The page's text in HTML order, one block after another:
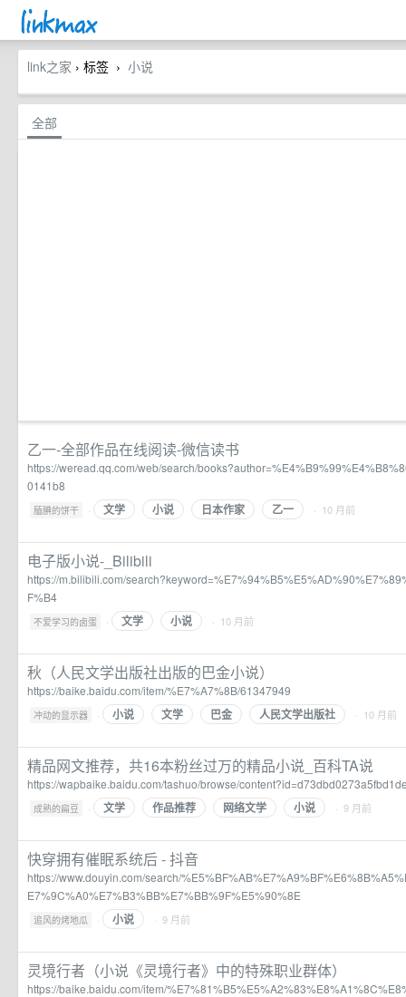
link之家 › 标签 › 小说
全部
乙一-全部作品在线阅读-微信读书
https://weread.qq.com/web/search/
0141b8
腼腆的饼干 · 文学 小说 日本作家 乙一 · 10 月前
电子版小说-_Bilibili
https://m.bilibili.com/
F%B4
不爱学习的卤蛋 · 文学 小说 · 10 月前
秋（人民文学出版社出版的巴金小说）
https://baike.baidu.com/item/%E7%A7%8B/61347949
冲动的显示器 · 小说 文学 巴金 人民文学出版社 · 10 月前
精品网文推荐，共16本粉丝过万的精品小说_百科TA说
https://wapbaike.baidu.com/tashuo/browse/
成熟的扁豆 · 文学 作品推荐 网络文学 小说 · 9 月前
快穿拥有催眠系统后 - 抖音
https://www.douyin.com/search/
E7%9C%A0%E7%B3%BB%E7%BB%9F%E5%90%8E
追风的烤地瓜 · 小说 · 9 月前
灵境行者（小说《灵境行者》中的特殊职业群体）
https://baike.baidu.com/item/